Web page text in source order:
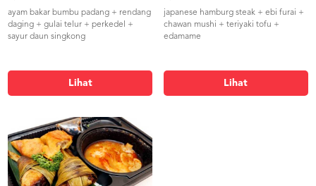
ayam bakar bumbu padang + rendang
daging + gulai telur + perkedel +
sayur daun singkong
Lihat
japanese hamburg steak + ebi furai +
chawan mushi + teriyaki tofu +
edamame
Lihat